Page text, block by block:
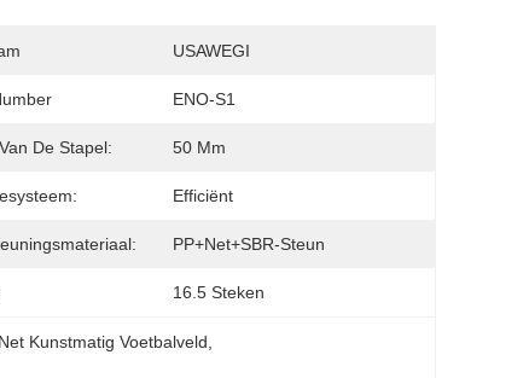
USAWEGI
ENO-S1
De Stapel: 50 Mm
Efficiënt
PP+Net+SBR-Steun
16.5 Steken
Kunstmatig Voetbalveld